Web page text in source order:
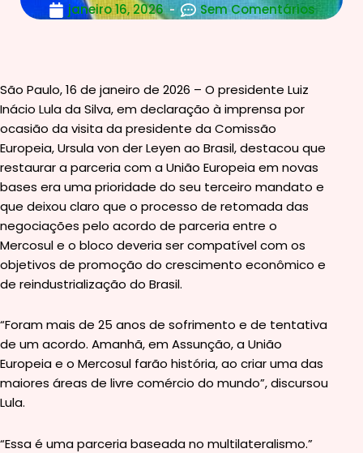
janeiro 16, 2026 Sem Comentários
São Paulo, 16 de janeiro de 2026 – O presidente Luiz
Inácio Lula da Silva, em declaração à imprensa por
ocasião da visita da presidente da Comissão
Europeia, Ursula von der Leyen ao Brasil, destacou que
restaurar a parceria com a União Europeia em novas
bases era uma prioridade do seu terceiro mandato e
que deixou claro que o processo de retomada das
negociações pelo acordo de parceria entre o
Mercosul e o bloco deveria ser compatível com os
objetivos de promoção do crescimento econômico e
de reindustrialização do Brasil.
“Foram mais de 25 anos de sofrimento e de tentativa
de um acordo. Amanhã, em Assunção, a União
Europeia e o Mercosul farão história, ao criar uma das
maiores áreas de livre comércio do mundo”, discursou
Lula.
“Essa é uma parceria baseada no multilateralismo.”